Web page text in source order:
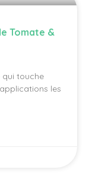
Tomate &
qui touche
les